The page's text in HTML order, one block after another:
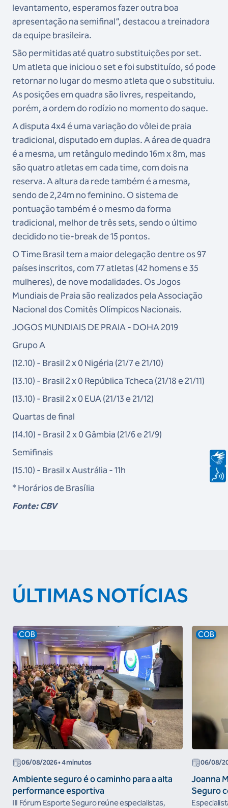
levantamento, esperamos fazer outra boa
apresentação na semifinal”, destacou a treinadora
da equipe brasileira.
São permitidas até quatro substituições por set.
Um atleta que iniciou o set e foi substituído, só pode
retornar no lugar do mesmo atleta que o substituiu.
As posições em quadra são livres, respeitando,
porém, a ordem do rodízio no momento do saque.
A disputa 4x4 é uma variação do vôlei de praia
tradicional, disputado em duplas. A área de quadra
é a mesma, um retângulo medindo 16m x 8m, mas
são quatro atletas em cada time, com dois na
reserva. A altura da rede também é a mesma,
sendo de 2,24m no feminino. O sistema de
pontuação também é o mesmo da forma
tradicional, melhor de três sets, sendo o último
decidido no tie-break de 15 pontos.
O Time Brasil tem a maior delegação dentre os 97
países inscritos, com 77 atletas (42 homens e 35
mulheres), de nove modalidades. Os Jogos
Mundiais de Praia são realizados pela Associação
Nacional dos Comitês Olímpicos Nacionais.
JOGOS MUNDIAIS DE PRAIA - DOHA 2019
Grupo A
(12.10) - Brasil 2 x 0 Nigéria (21/7 e 21/10)
(13.10) - Brasil 2 x 0 República Tcheca (21/18 e 21/11)
(13.10) - Brasil 2 x 0 EUA (21/13 e 21/12)
Quartas de final
(14.10) - Brasil 2 x 0 Gâmbia (21/6 e 21/9)
Semifinais
(15.10) - Brasil x Austrália - 11h
* Horários de Brasília
Fonte: CBV
ÚLTIMAS NOTÍCIAS
COB
06/08/2026• 4 minutos
Ambiente seguro é o caminho para a alta
performance esportiva
III Fórum Esporte Seguro reúne especialistas,
COB
06/08/
Joanna
Seguro